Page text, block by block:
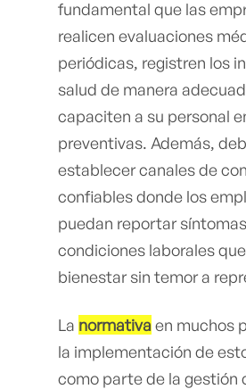
fundamental que las
realicen evaluaciones
periódicas, registren los
salud de manera
capaciten a su personal
preventivas. Además,
establecer canales de
confiables donde los
puedan reportar
condiciones laborales
bienestar sin temor a
La normativa en muchos
la implementación de
como parte de la gestión